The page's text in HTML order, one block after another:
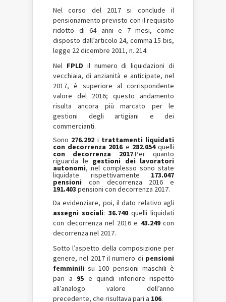
Nel corso del 2017 si conclude il
pensionamento previsto con il requisito
ridotto di 64 anni e 7 mesi, come
disposto dall’articolo 24, comma 15 bis,
legge 22 dicembre 2011, n. 214.
Nel FPLD il numero di liquidazioni di
vecchiaia, di anzianità e anticipate, nel
2017, è superiore al corrispondente
valore del 2016; questo andamento
risulta ancora più marcato per le
gestioni degli artigiani e dei
commercianti.
Sono 276.292 i trattamenti liquidati
con decorrenza 2016 e 282.054quelli
con decorrenza 2017.Per quanto
riguarda le gestioni dei lavoratori
autonomi, nel complesso sono state
liquidate rispettivamente 173.047
pensioni con decorrenza 2016 e
191.403 pensioni con decorrenza 2017.
Da evidenziare, poi, il dato relativo agli
assegni sociali: 36.740 quelli liquidati
con decorrenza nel 2016 e 43.249con
decorrenza nel 2017.
Sotto l’aspetto della composizione per
genere, nel 2017 il numero di pensioni
femminili su 100 pensioni maschili è
pari a 95 e quindi inferiore rispetto
all’analogo valore dell’anno
precedente, che risultava pari a 106.